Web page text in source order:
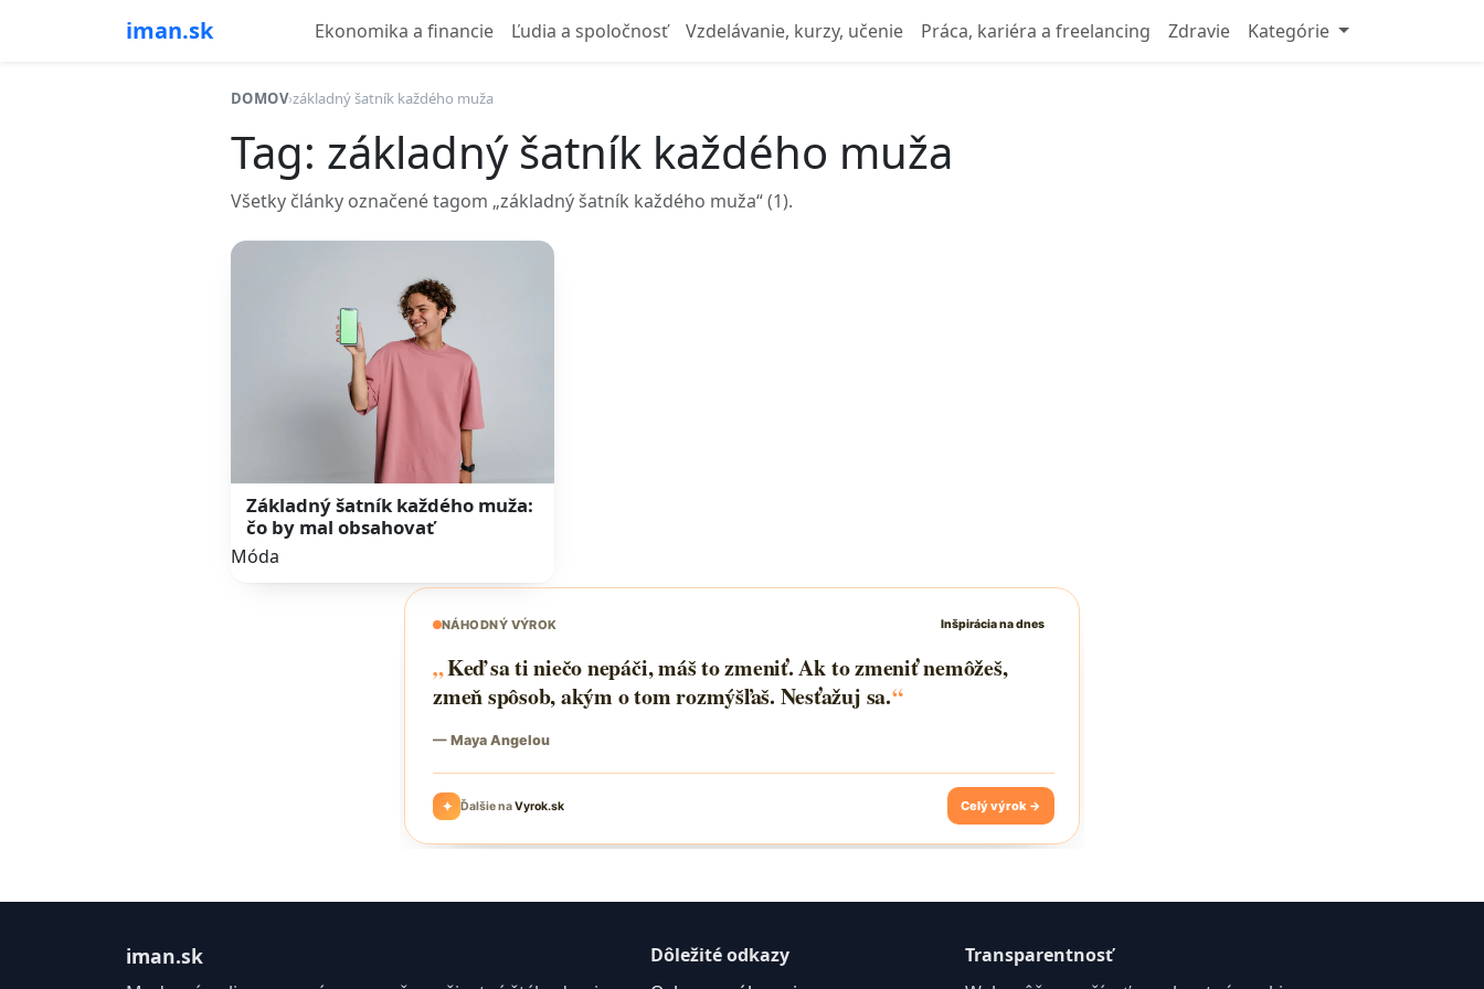
iman.sk Ekonomika a financie Ľudia a spoločnosť Vzdelávanie, kurzy, učenie Práca, kariéra a freelancing Zdravie Kategórie
DOMOV›základný šatník každého muža
Tag: základný šatník každého muža
Všetky články označené tagom „základný šatník každého muža“ (1).
Základný šatník každého muža:
čo by mal obsahovať
Móda
iman.sk
Dôležité odkazy
Transparentnosť